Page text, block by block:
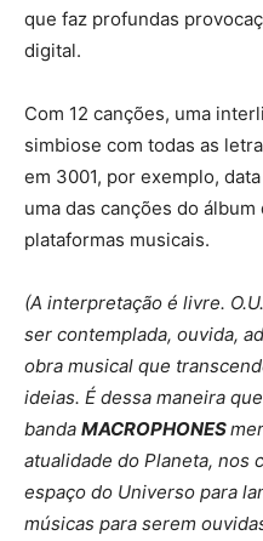
que faz profundas
digital.
Com 12 canções, uma
simbiose com todas as
em 3001, por exemplo,
uma das canções do
plataformas musicais.
(A interpretação é livre.
ser contemplada, ouvida,
obra musical que
ideias. É dessa maneira
banda MACROPHONES
atualidade do Planeta, nos
espaço do Universo para
músicas para serem